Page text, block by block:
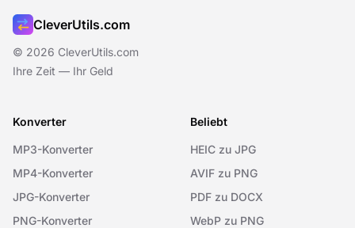
CleverUtils.com
© 2026 CleverUtils.com
Ihre Zeit — Ihr Geld
Konverter
MP3-Konverter
MP4-Konverter
JPG-Konverter
PNG-Konverter
Beliebt
HEIC zu JPG
AVIF zu PNG
PDF zu DOCX
WebP zu PNG